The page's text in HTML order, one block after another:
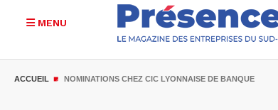
MENU
ACCUEIL NOMINATIONS CHEZ CIC LYONNAISE DE BANQUE